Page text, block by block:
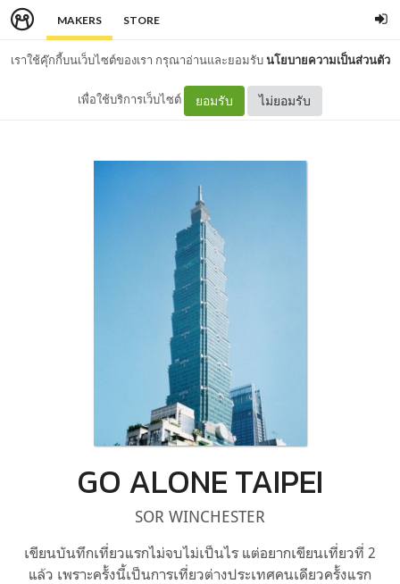
MAKERS STORE
เราใช้คุ๊กกี้บนเว็บไซต์ของเรา กรุณาอ่านและยอมรับนโยบายความเป็นส่วนตัว
เพื่อใช้บริการเว็บไซต์ ยอมรับ ไม่ยอมรับ
GO ALONE TAIPEI
SOR WINCHESTER
เขียนบันทึกเที่ยวแรกไม่จบไม่เป็นไร แต่อยากเขียนเที่ยวที่ 2
แล้ว เพราะครั้งนี้เป็นการเที่ยวต่างประเทศคนเดียวครั้งแรก